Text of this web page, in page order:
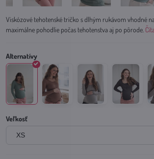
Viskózové tehotenské tričko s dlhým rukávom vhodné
maximálne pohodlie počas tehotenstva aj po pôrode.
Veľkosť